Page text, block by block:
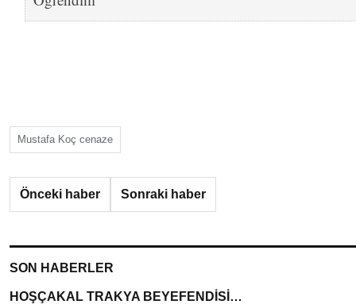
Mustafa Koç cenaze
Önceki haber Sonraki haber
SON HABERLER
HOŞÇAKAL TRAKYA BEYEFENDİSİ…